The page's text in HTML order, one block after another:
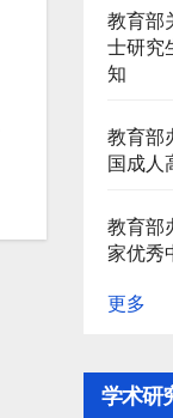
教育部
士研究
知
教育部
国成人
教育部
家优秀
更多
学术研